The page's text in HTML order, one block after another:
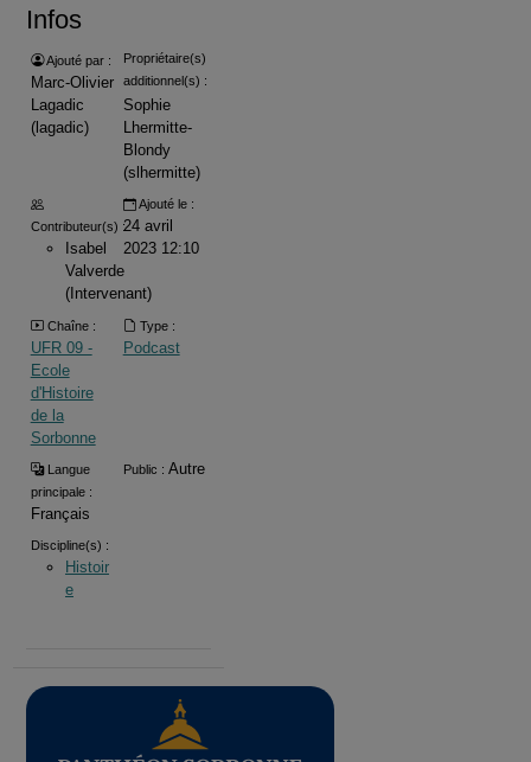
Infos
Ajouté par :
Marc-Olivier
Lagadic
(lagadic)
Propriétaire(s)
additionnel(s) :
Sophie
Lhermitte-
Blondy
(slhermitte)
Contributeur(s) :
Isabel
Valverde
(Intervenant)
Ajouté le :
24 avril
2023 12:10
Chaîne :
UFR 09 -
Ecole
d'Histoire
de la
Sorbonne
Type :
Podcast
Langue
principale :
Français
Public : Autre
Discipline(s) :
Histoir
e